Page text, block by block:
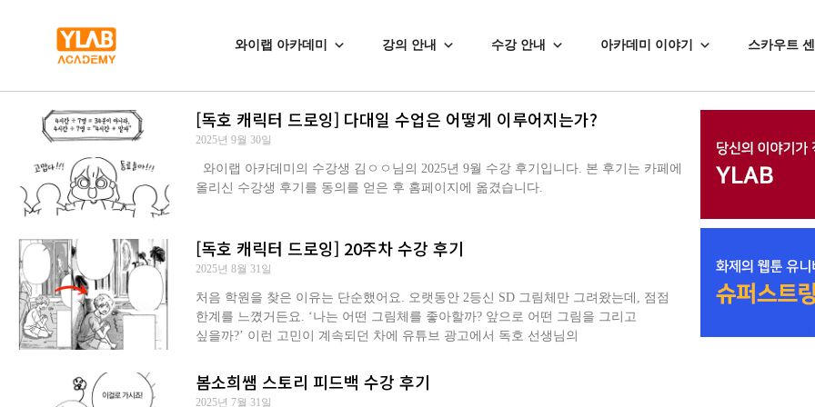
와이랩 아카데미 강의 안내 수강 안내 아카데미 이야기 스카우트
[독호 캐릭터 드로잉] 다대일 수업은 어떻게 이루어지는가?
2025년 9월 30일
와이랩 아카데미의 수강생 김ㅇㅇ님의 2025년 9월 수강 후기입니다. 본 후기는 카페에
올리신 수강생 후기를 동의를 얻은 후 홈페이지에 옮겼습니다.
[독호 캐릭터 드로잉] 20주차 수강 후기
2025년 8월 31일
처음 학원을 찾은 이유는 단순했어요. 오랫동안 2등신 SD 그림체만 그려왔는데, 점점
한계를 느꼈거든요. ‘나는 어떤 그림체를 좋아할까? 앞으로 어떤 그림을 그리고
싶을까?’ 이런 고민이 계속되던 차에 유튜브 광고에서 독호 선생님의
봄소희쌤 스토리 피드백 수강 후기
2025년 7월 31일